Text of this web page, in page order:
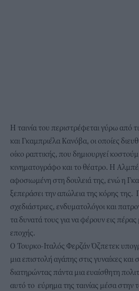
Η ταινία του περιστρέφεται γύρω από
και Γκαμπριέλα Κανόβα, οι οποίες
οίκο ραπτικής, που δημιουργεί
κινηματογράφο και το θέατρο. Η
αφοσιωμένη στη δουλειά της, ενώ η
ξεπεράσει την απώλεια της κόρης της.
σχεδιάστριες, ενδυματολόγοι και
τα δυνατά τους για να φέρουν εις πέρας
εποχής.
Ο Τουρκο-Ιταλός Φερζάν Όζπετεκ
μια επιστολή αγάπης στις γυναίκες και
διατηρώντας πάντα μια ευαίσθητη
αυτό το εύρημα της ταινίας μέσα στην